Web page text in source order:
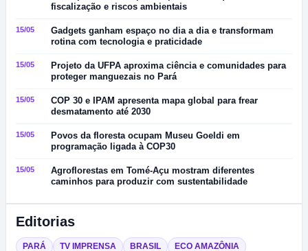
fiscalização e riscos ambientais
15/05
Gadgets ganham espaço no dia a dia e transformam
rotina com tecnologia e praticidade
15/05
Projeto da UFPA aproxima ciência e comunidades para
proteger manguezais no Pará
15/05
COP 30 e IPAM apresenta mapa global para frear
desmatamento até 2030
15/05
Povos da floresta ocupam Museu Goeldi em
programação ligada à COP30
15/05
Agroflorestas em Tomé-Açu mostram diferentes
caminhos para produzir com sustentabilidade
Editorias
PARÁ TV IMPRENSA BRASIL ECO AMAZÔNIA